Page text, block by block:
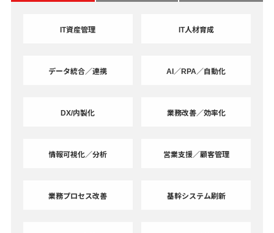
IT資産管理 IT人材育成
データ統合／連携 AI／RPA／自動化
DX/内製化 業務改善／効率化
情報可視化／分析 営業支援／顧客管理
業務プロセス改善 基幹システム刷新